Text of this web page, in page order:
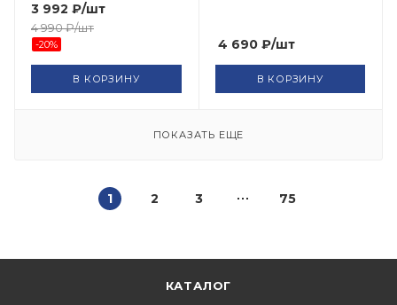
3 992 ₽/шт
4 990₽/шт
-20%
В КОРЗИНУ
4 690₽/шт
В КОРЗИНУ
ПОКАЗАТЬ ЕЩЕ
1 2 3 75
КАТАЛОГ